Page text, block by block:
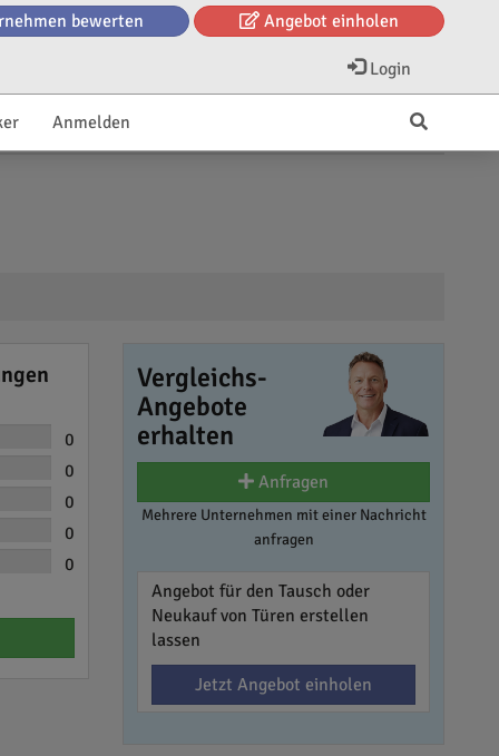
bewerten Angebot einholen
Login
Anmelden
0
0
0
0
0
Vergleichs-
Angebote
erhalten
Anfragen
Mehrere Unternehmen mit einer Nachricht
anfragen
Angebot für den Tausch oder
Neukauf von Türen erstellen
lassen
Jetzt Angebot einholen